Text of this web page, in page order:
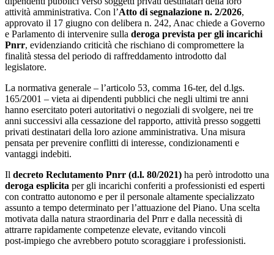
attività amministrativa. Con l’Atto di segnalazione n. 2/2026,
approvato il 17 giugno con delibera n. 242, Anac chiede a Governo
e Parlamento di intervenire sulla deroga prevista per gli incarichi
Pnrr, evidenziando criticità che rischiano di compromettere la
finalità stessa del periodo di raffreddamento introdotto dal
legislatore.
La normativa generale – l’articolo 53, comma 16‑ter, del d.lgs.
165/2001 – vieta ai dipendenti pubblici che negli ultimi tre anni
hanno esercitato poteri autoritativi o negoziali di svolgere, nei tre
anni successivi alla cessazione del rapporto, attività presso soggetti
privati destinatari della loro azione amministrativa. Una misura
pensata per prevenire conflitti di interesse, condizionamenti e
vantaggi indebiti.
Il decreto Reclutamento Pnrr (d.l. 80/2021) ha però introdotto una
deroga esplicita per gli incarichi conferiti a professionisti ed esperti
con contratto autonomo e per il personale altamente specializzato
assunto a tempo determinato per l’attuazione del Piano. Una scelta
motivata dalla natura straordinaria del Pnrr e dalla necessità di
attrarre rapidamente competenze elevate, evitando vincoli
post‑impiego che avrebbero potuto scoraggiare i professionisti.